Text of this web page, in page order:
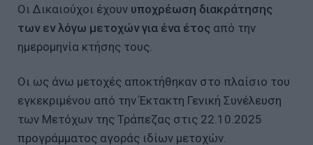
Οι Δικαιούχοι έχουν υποχρέωση διακράτησης
των εν λόγω μετοχών για ένα έτος από την
ημερομηνία κτήσης τους.
Οι ως άνω μετοχές αποκτήθηκαν στο πλαίσιο του
εγκεκριμένου από την Έκτακτη Γενική Συνέλευση
των Μετόχων της Τράπεζας στις 22.10.2025
προγράμματος αγοράς ιδίων μετοχών.